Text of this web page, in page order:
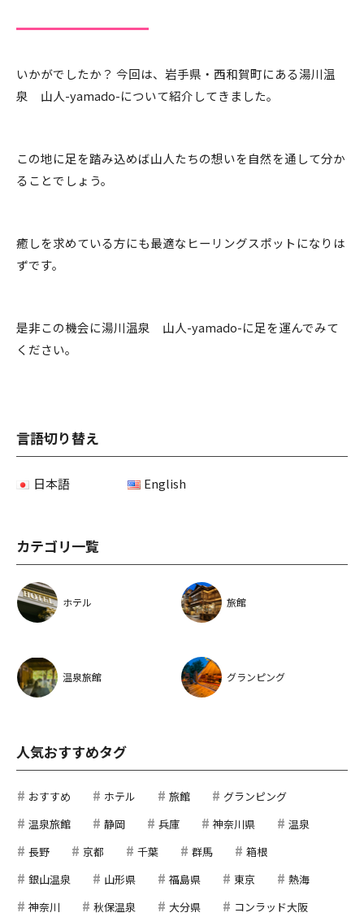
いかがでしたか？ 今回は、岩手県・西和賀町にある湯川温
泉 山人-yamado-について紹介してきました。
この地に足を踏み込めば山人たちの想いを自然を通して分か
ることでしょう。
癒しを求めている方にも最適なヒーリングスポットになりは
ずです。
是非この機会に湯川温泉 山人-yamado-に足を運んでみて
ください。
言語切り替え
日本語 English
カテゴリ一覧
ホテル 旅館
温泉旅館 グランピング
人気おすすめタグ
おすすめ ホテル 旅館
グランピング
温泉旅館
静岡 兵庫 神奈川県
温泉
長野
京都 千葉 群馬
箱根
銀山温泉
山形県 福島県 東京
熱海
神奈川
秋保温泉 大分県
コンラッド大阪